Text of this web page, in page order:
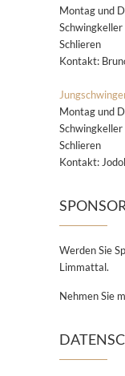
Montag und
Schlieren
Kontakt:
Montag und
Schlieren
Kontakt:
Werden Sie
Limmattal.
Nehmen Sie